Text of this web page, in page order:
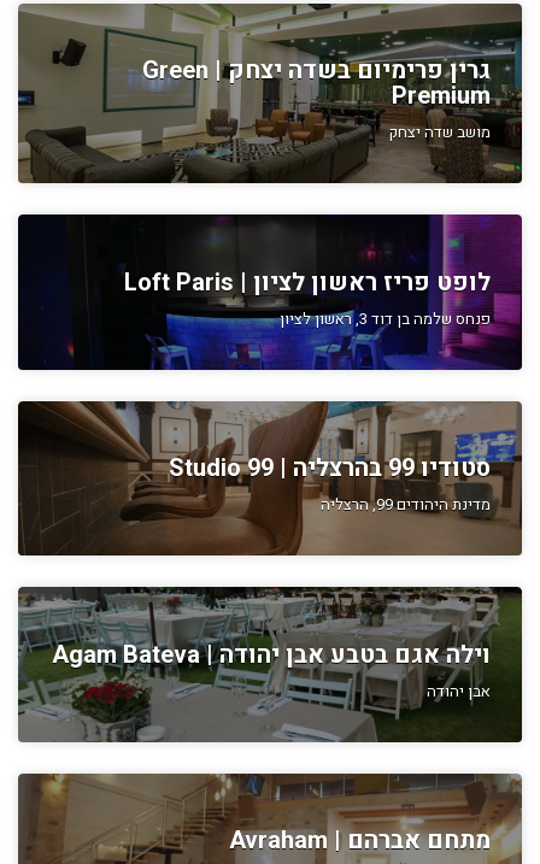
גרין פרימיום בשדה יצחק | Green
Premium
מושב שדה יצחק
לופט פריז ראשון לציון | Loft Paris
פנחס שלמה בן דוד 3, ראשון לציון
סטודיו 99 בהרצליה | Studio 99
מדינת היהודים 99, הרצליה
וילה אגם בטבע אבן יהודה | Agam Bateva
אבן יהודה
מתחם אברהם | Avraham